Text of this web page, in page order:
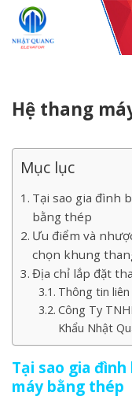
Skip
content
Hệ thang
Mục lục
Tại sao gia đình
bằng thép
Ưu điểm và
chọn khung
Địa chỉ lắp đặt
Thông tin liên
Công Ty
Khẩu Nhật
Tại sao gia
máy bằng thép